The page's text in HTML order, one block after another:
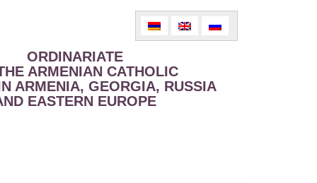
ORDINARIATE
ARMENIAN CATHOLIC
ARMENIA, GEORGIA, RUSSIA
EASTERN EUROPE